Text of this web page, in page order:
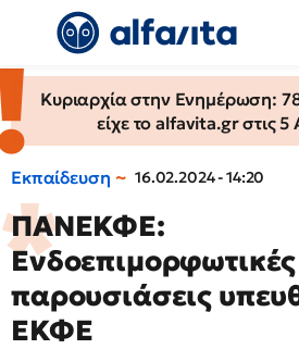
Κυριαρχία στην Ενημέρωση:
είχε το alfavita.gr στις
Εκπαίδευση 16.02.2024 - 14:20
ΠΑΝΕΚΦΕ:
Ενδοεπιμορφωτικές
παρουσιάσεις
ΕΚΦΕ